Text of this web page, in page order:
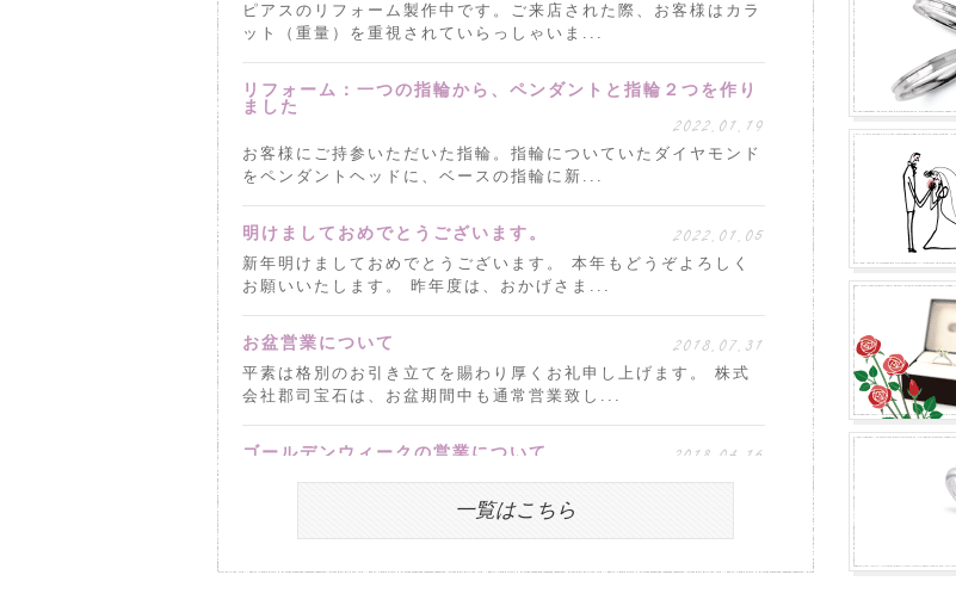
ピアスのリフォーム製作中です。ご来店された際、お客様はカラ
ット（重量）を重視されていらっしゃいま...
リフォーム：一つの指輪から、ペンダントと指輪２つを作り
ました
2022.01.19
お客様にご持参いただいた指輪。指輪についていたダイヤモンド
をペンダントヘッドに、ベースの指輪に新...
明けましておめでとうございます。 2022.01.05
新年明けましておめでとうございます。 本年もどうぞよろしく
お願いいたします。 昨年度は、おかげさま...
お盆営業について 2018.07.31
平素は格別のお引き立てを賜わり厚くお礼申し上げます。 株式
会社郡司宝石は、お盆期間中も通常営業致し...
ゴールデンウィークの営業について 2018.04.16
平素は格別のお引き立てを賜わり厚くお礼申し上げます。 株式
会社郡司宝石は、ゴールデンウィーク期間中...
一覧はこちら